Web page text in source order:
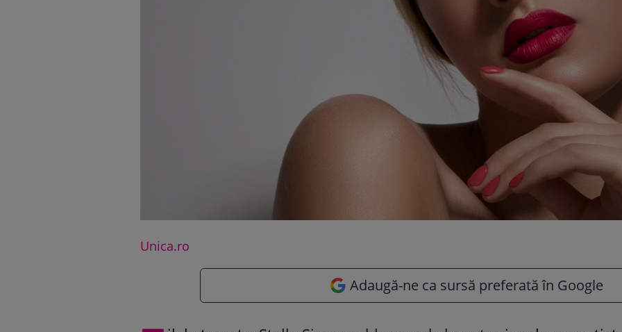
Unica.ro
Adaugă-ne ca sursă preferată în Google